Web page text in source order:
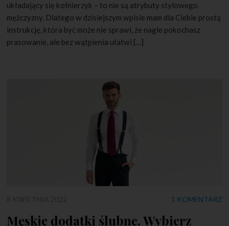
układający się kołnierzyk – to nie są atrybuty stylowego
mężczyzny. Dlatego w dzisiejszym wpisie mam dla Ciebie prostą
instrukcję, która być może nie sprawi, że nagle pokochasz
prasowanie, ale bez wątpienia ułatwi […]
1 KOMENTARZ
Męskie dodatki ślubne. Wybierz